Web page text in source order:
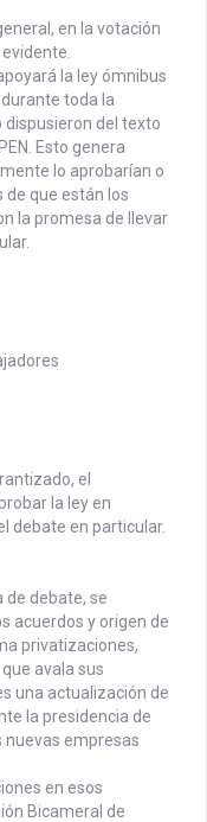
en la votación
la ley ómnibus
toda la
dispusieron del texto
Esto genera
lo aprobarían o
de que están los
la promesa de llevar
el
la ley en
debate en particular.
de debate, se
acuerdos y origen de
privatizaciones,
avala sus
una actualización de
la presidencia de
nuevas empresas
en esos
Bicameral de